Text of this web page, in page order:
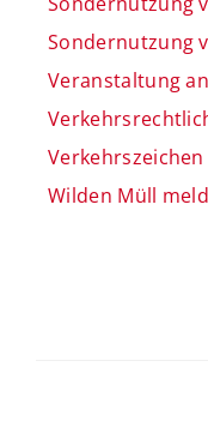
Sondernutzung
Veranstaltung
Wilden Müll